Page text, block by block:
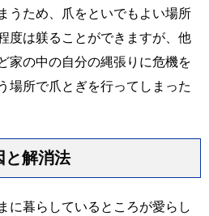
うため、爪をといでもよい場所
度は躾ることができますが、他
家の中の自分の縄張りに危機を
場所で爪とぎを行ってしまった
と解消法
に暮らしているところが愛らし